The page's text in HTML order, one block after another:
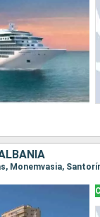
Monemvasia,